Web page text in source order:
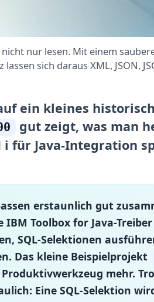
nicht nur lesen. Mit einem
sich daraus XML, JSON,
ein kleines
gut zeigt, was man
i für Java-Integration
erstaunlich gut
IBM Toolbox for Java-
SQL-Selektionen
Das kleine Beispielprojekt
mehr.
Eine SQL-Selektion